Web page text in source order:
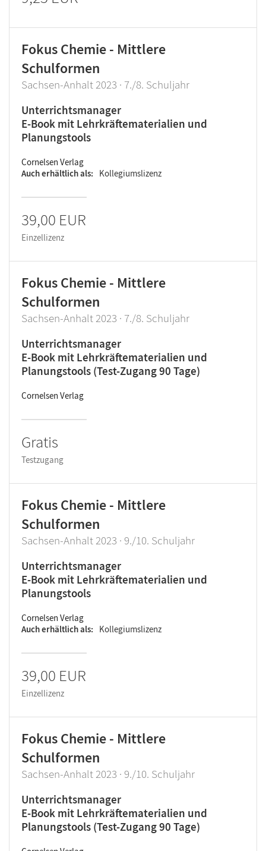
Fokus Chemie - Mittlere
Schulformen
Sachsen-Anhalt 2023 · 7./8. Schuljahr
Unterrichtsmanager
E-Book mit Lehrkräftematerialien und
Planungstools
Cornelsen Verlag
Auch erhältlich als
Kollegiumslizenz
39,00 EUR
Einzellizenz
Fokus Chemie - Mittlere
Schulformen
Sachsen-Anhalt 2023 · 7./8. Schuljahr
Unterrichtsmanager
E-Book mit Lehrkräftematerialien und
Planungstools (Test-Zugang 90 Tage)
Cornelsen Verlag
Gratis
Testzugang
Fokus Chemie - Mittlere
Schulformen
Sachsen-Anhalt 2023 · 9./10. Schuljahr
Unterrichtsmanager
E-Book mit Lehrkräftematerialien und
Planungstools
Cornelsen Verlag
Auch erhältlich als
Kollegiumslizenz
39,00 EUR
Einzellizenz
Fokus Chemie - Mittlere
Schulformen
Sachsen-Anhalt 2023 · 9./10. Schuljahr
Unterrichtsmanager
E-Book mit Lehrkräftematerialien und
Planungstools (Test-Zugang 90 Tage)